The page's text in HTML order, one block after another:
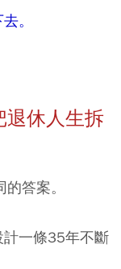
。
退休人生拆
答案。
一條35年不斷